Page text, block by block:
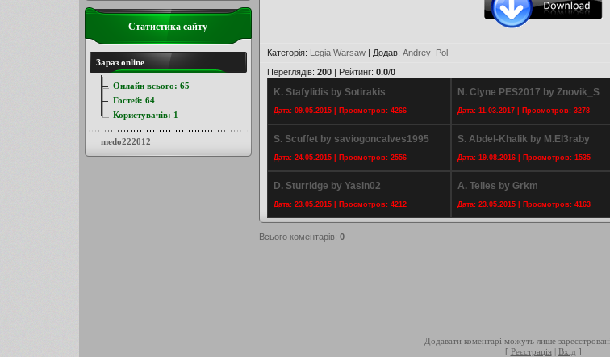
Категорія: Legia Warsaw| Додав: Andrey_Pol
Переглядів: 200| Рейтинг: 0.0/0
K. Stafylidis by Sotirakis
Дата: 09.05.2015 | Просмотров: 4266
N. Clyne PES2017 by Znovik_S
Дата: 11.03.2017 | Просмотров: 3278
S. Scuffet by saviogoncalves1995
Дата: 24.05.2015 | Просмотров: 2556
S. Abdel-Khalik by M.El3raby
Дата: 19.08.2016 | Просмотров: 1535
D. Sturridge by Yasin02
Дата: 23.05.2015 | Просмотров: 4212
A. Telles by Grkm
Дата: 23.05.2015 | Просмотров: 4163
Всього коментарів: 0
Додавати коментарі можуть лише зареєстровані
[ Реєстрація| Вхід ]
Статистика сайту
Зараз online
Онлайн всього: 65
Гостей: 64
Користувачів: 1
medo222012